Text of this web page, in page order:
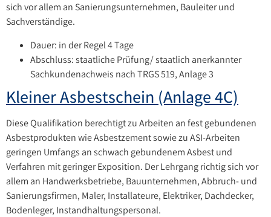
sich vor allem an Sanierungsunternehmen, Bauleiter und
Sachverständige.
Dauer: in der Regel 4 Tage
Abschluss: staatliche Prüfung/ staatlich anerkannter
Sachkundenachweis nach TRGS 519, Anlage 3
Kleiner Asbestschein (Anlage 4C)
Diese Qualifikation berechtigt zu Arbeiten an fest gebundenen
Asbestprodukten wie Asbestzement sowie zu ASI-Arbeiten
geringen Umfangs an schwach gebundenem Asbest und
Verfahren mit geringer Exposition. Der Lehrgang richtig sich vor
allem an Handwerksbetriebe, Bauunternehmen, Abbruch- und
Sanierungsfirmen, Maler, Installateure, Elektriker, Dachdecker,
Bodenleger, Instandhaltungspersonal.